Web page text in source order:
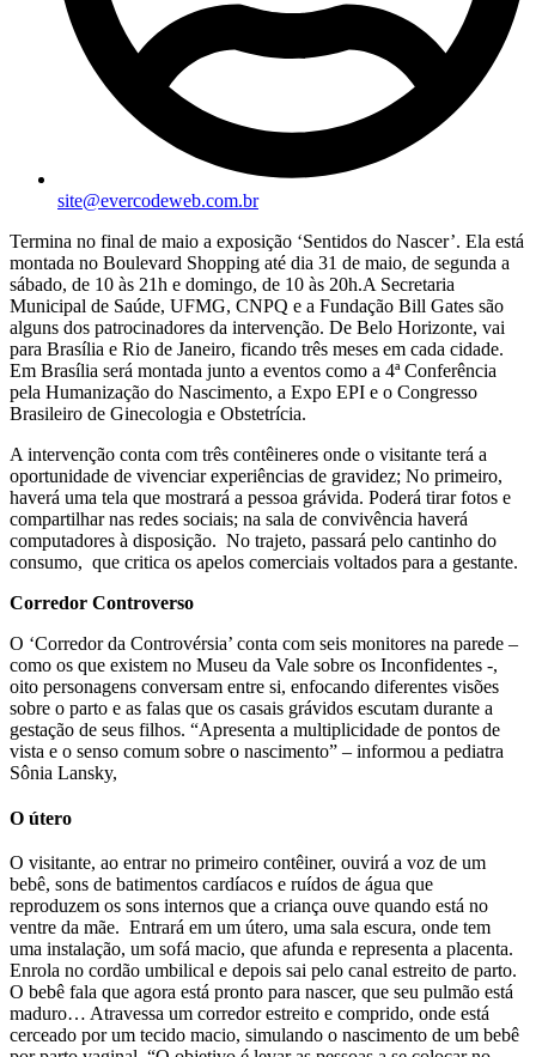
site@evercodeweb.com.br
Termina no final de maio a exposição ‘Sentidos do Nascer’. Ela está
montada no Boulevard Shopping até dia 31 de maio, de segunda a
sábado, de 10 às 21h e domingo, de 10 às 20h.A Secretaria
Municipal de Saúde, UFMG, CNPQ e a Fundação Bill Gates são
alguns dos patrocinadores da intervenção. De Belo Horizonte, vai
para Brasília e Rio de Janeiro, ficando três meses em cada cidade.
Em Brasília será montada junto a eventos como a 4ª Conferência
pela Humanização do Nascimento, a Expo EPI e o Congresso
Brasileiro de Ginecologia e Obstetrícia.
A intervenção conta com três contêineres onde o visitante terá a
oportunidade de vivenciar experiências de gravidez; No primeiro,
haverá uma tela que mostrará a pessoa grávida. Poderá tirar fotos e
compartilhar nas redes sociais; na sala de convivência haverá
computadores à disposição. No trajeto, passará pelo cantinho do
consumo, que critica os apelos comerciais voltados para a gestante.
Corredor Controverso
O ‘Corredor da Controvérsia’ conta com seis monitores na parede –
como os que existem no Museu da Vale sobre os Inconfidentes -,
oito personagens conversam entre si, enfocando diferentes visões
sobre o parto e as falas que os casais grávidos escutam durante a
gestação de seus filhos. “Apresenta a multiplicidade de pontos de
vista e o senso comum sobre o nascimento” – informou a pediatra
Sônia Lansky,
O útero
O visitante, ao entrar no primeiro contêiner, ouvirá a voz de um
bebê, sons de batimentos cardíacos e ruídos de água que
reproduzem os sons internos que a criança ouve quando está no
ventre da mãe. Entrará em um útero, uma sala escura, onde tem
uma instalação, um sofá macio, que afunda e representa a placenta.
Enrola no cordão umbilical e depois sai pelo canal estreito de parto.
O bebê fala que agora está pronto para nascer, que seu pulmão está
maduro… Atravessa um corredor estreito e comprido, onde está
cerceado por um tecido macio, simulando o nascimento de um bebê